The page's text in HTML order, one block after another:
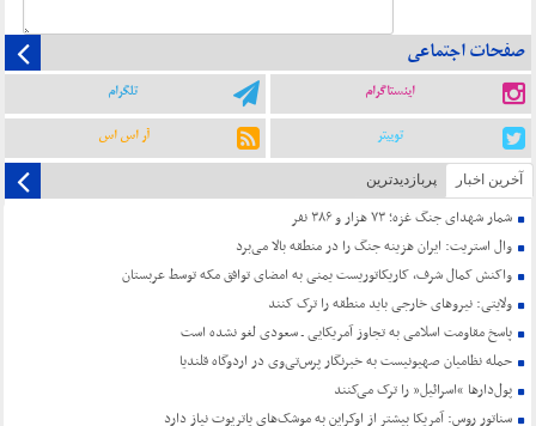
صفحات اجتماعی
اینستاگرام تلگرام
توییتر آر اس اس
آخرین اخبار پربازدیدترین
شمار شهدای جنگ غزه؛ ۷۳ هزار و ۳۸۶ نفر
وال استریت: ایران هزینه جنگ را در منطقه بالا می‌برد
واکنش کمال شرف، کاریکاتوریست یمنی به امضای توافق مکه توسط عربستان
ولایتی: نیروهای خارجی باید منطقه را ترک کنند
پاسخ مقاومت اسلامی به تجاوز آمریکایی ـ سعودی لغو نشده است
حمله نظامیان صهیونیست به خبرنگار پرس‌تی‌وی در اردوگاه قلندیا
پول‌دارها “اسرائیل” را ترک می‌کنند
سناتور روس: آمریکا بیشتر از اوکراین به موشک‌های پاتریوت نیاز دارد